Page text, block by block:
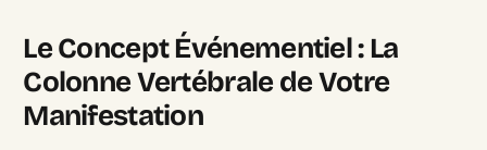
Le Concept Événementiel : La
Colonne Vertébrale de Votre
Manifestation